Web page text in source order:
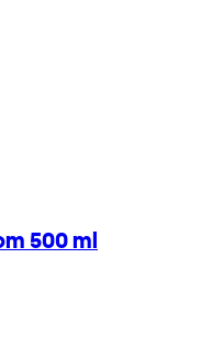
500 ml